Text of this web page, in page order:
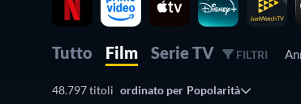
prossimamente in uscita sui servizi di
Tutto Film Serie TV FILTRI
48.797 titoli ordinato per Popolarità